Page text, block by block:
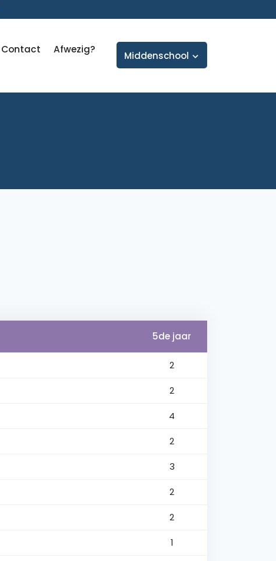
Contact Afwezig?
Middenschool
5de jaar
2
2
4
2
3
2
2
1